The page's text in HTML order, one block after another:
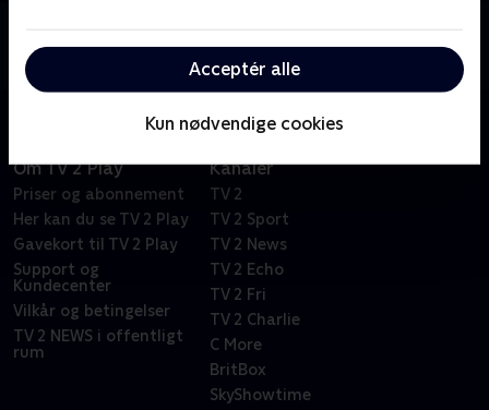
Acceptér alle
Kun nødvendige cookies
Se 19.30-nyhederne fra TV MIDTVEST.
Om TV 2 Play
Priser og abonnement
Her kan du se TV 2 Play
Gavekort til TV 2 Play
Support og
Kundecenter
Vilkår og betingelser
TV 2 NEWS i offentligt
rum
Kanaler
TV 2
TV 2 Sport
TV 2 News
TV 2 Echo
TV 2 Fri
TV 2 Charlie
C More
BritBox
SkyShowtime